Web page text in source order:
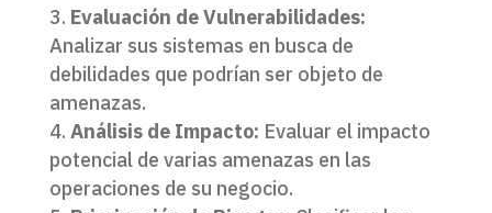
Evaluación de Vulnerabilidades:
Analizar sus sistemas en busca de
debilidades que podrían ser objeto de
amenazas.
Análisis de Impacto: Evaluar el impacto
potencial de varias amenazas en las
operaciones de su negocio.